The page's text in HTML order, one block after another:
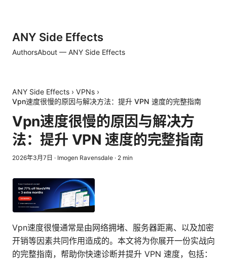
ANY Side Effects
AuthorsAbout — ANY Side Effects
ANY Side Effects › VPNs ›
Vpn速度很慢的原因与解决方法：提升 VPN 速度的完整指南
Vpn速度很慢的原因与解决方
法：提升 VPN 速度的完整指南
2026年3月7日 · Imogen Ravensdale · 2 min
Vpn速度很慢通常是由网络拥堵、服务器距离、以及加密
开销等因素共同作用造成的。本文将为你展开一份实战向
的完整指南，帮助你快速诊断并提升 VPN 速度，包括：